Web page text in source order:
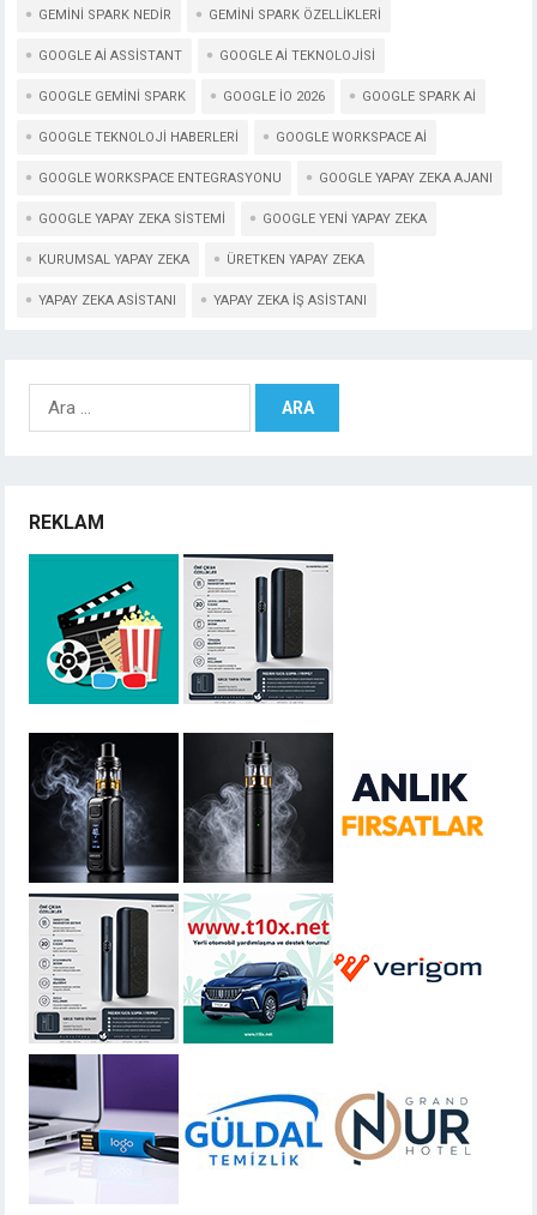
GEMINI SPARK NEDIR GEMINI SPARK ÖZELLIKLERI
GOOGLE AI ASSISTANT GOOGLE AI TEKNOLOJISI
GOOGLE GEMINI SPARK GOOGLE IO 2026 GOOGLE SPARK AI
GOOGLE TEKNOLOJI HABERLERI GOOGLE WORKSPACE AI
GOOGLE WORKSPACE ENTEGRASYONU GOOGLE YAPAY ZEKA AJANI
GOOGLE YAPAY ZEKA SISTEMI GOOGLE YENI YAPAY ZEKA
KURUMSAL YAPAY ZEKA ÜRETKEN YAPAY ZEKA
YAPAY ZEKA ASISTANI YAPAY ZEKA IŞ ASISTANI
Arama:
REKLAM